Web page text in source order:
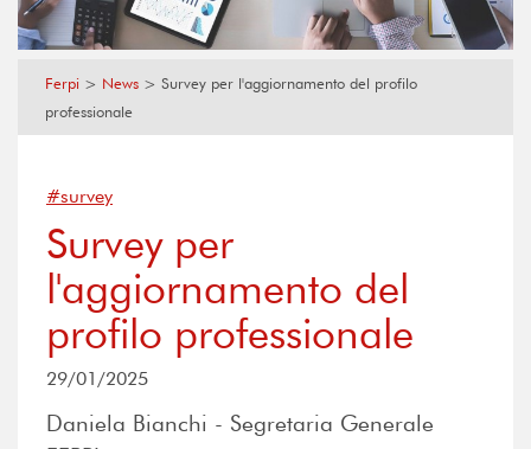
Ferpi > News > Survey per l'aggiornamento del profilo
professionale
#survey
Survey per
l'aggiornamento del
profilo professionale
29/01/2025
Daniela Bianchi - Segretaria Generale